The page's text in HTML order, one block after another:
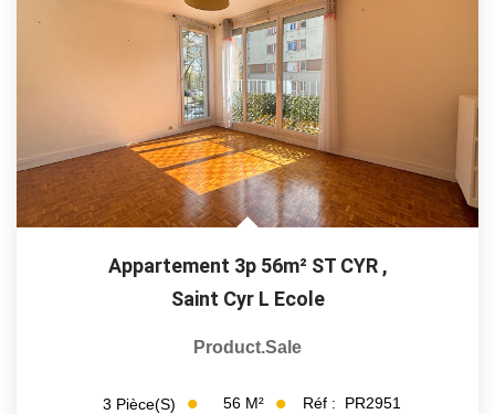
Appartement 3p 56m² ST CYR ,
Saint Cyr L Ecole
Product.sale
3 Pièce(s) 56 M² Réf : PR2951